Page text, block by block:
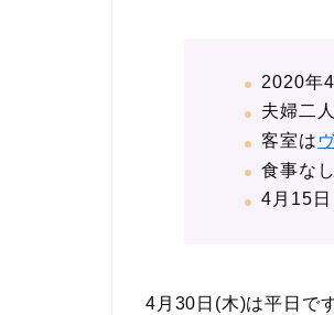
2020年
夫婦二
客室は
食事なし
4月15
4月30日(木)は平日で